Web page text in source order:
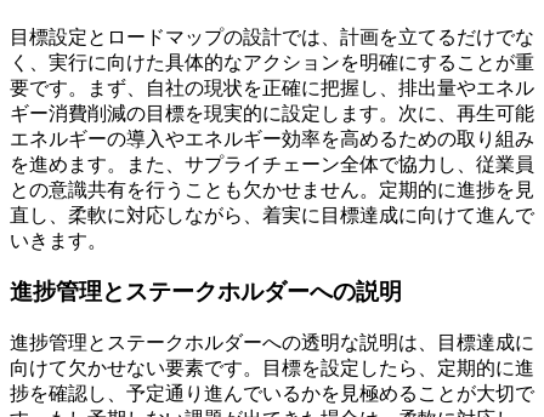
目標設定とロードマップの設計では、計画を立てるだけでな
く、実行に向けた具体的なアクションを明確にすることが重
要です。まず、自社の現状を正確に把握し、排出量やエネル
ギー消費削減の目標を現実的に設定します。次に、再生可能
エネルギーの導入やエネルギー効率を高めるための取り組み
を進めます。また、サプライチェーン全体で協力し、従業員
との意識共有を行うことも欠かせません。定期的に進捗を見
直し、柔軟に対応しながら、着実に目標達成に向けて進んで
いきます。
進捗管理とステークホルダーへの説明
進捗管理とステークホルダーへの透明な説明は、目標達成に
向けて欠かせない要素です。目標を設定したら、定期的に進
捗を確認し、予定通り進んでいるかを見極めることが大切で